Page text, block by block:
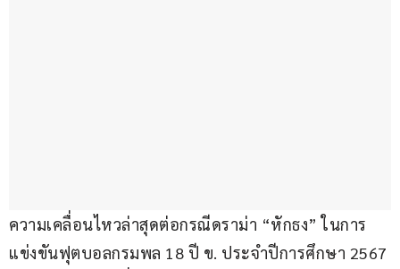
ความเคลื่อนไหวล่าสุดต่อกรณีดราม่า “หักธง” ในการ
แข่งขันฟุตบอลกรมพล 18 ปี ข. ประจำปีการศึกษา 2567